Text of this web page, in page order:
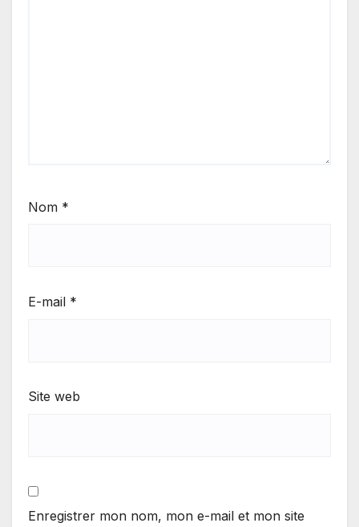
Nom *
E-mail *
Site web
Enregistrer mon nom, mon e-mail et mon site